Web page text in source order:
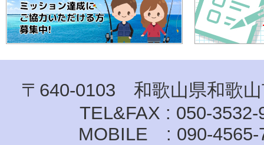
〒640-0103 和歌山県和歌山
TEL&FAX : 050-3532-
MOBILE : 090-4565-